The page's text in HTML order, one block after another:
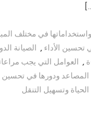
في مختلف
تحسين الأداء , الصيانة
, العوامل التي يجب
المصاعد ودورها في تحسين
وتسهيل التنقل